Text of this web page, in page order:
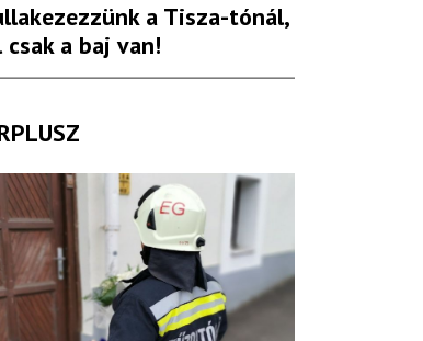
a Tisza-tónál,
csak a baj van!